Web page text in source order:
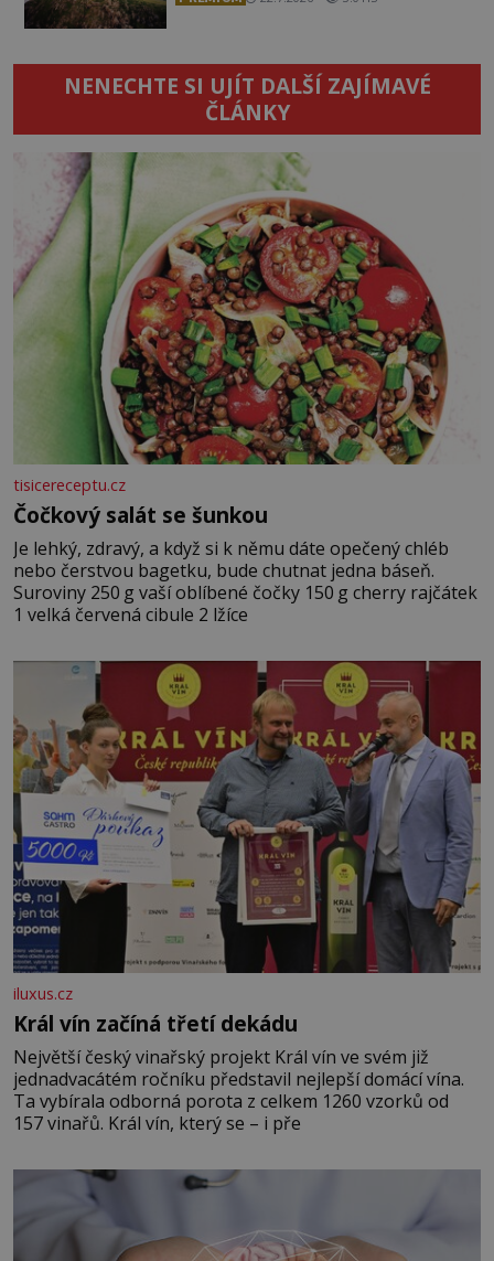
NENECHTE SI UJÍT DALŠÍ ZAJÍMAVÉ
ČLÁNKY
tisicereceptu.cz
Čočkový salát se šunkou
Je lehký, zdravý, a když si k němu dáte opečený chléb
nebo čerstvou bagetku, bude chutnat jedna báseň.
Suroviny 250 g vaší oblíbené čočky 150 g cherry rajčátek
1 velká červená cibule 2 lžíce
iluxus.cz
Král vín začíná třetí dekádu
Největší český vinařský projekt Král vín ve svém již
jednadvacátém ročníku představil nejlepší domácí vína.
Ta vybírala odborná porota z celkem 1260 vzorků od
157 vinařů. Král vín, který se – i pře